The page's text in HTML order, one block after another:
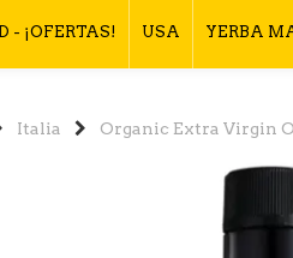
- ¡OFERTAS! USA YERBA
Italia Organic Extra Virgin